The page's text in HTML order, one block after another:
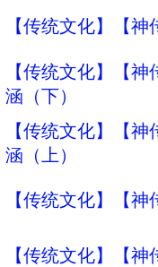
【传统文化】【
【传统文化】【
涵（下）
【传统文化】【
涵（上）
【传统文化】【
【传统文化】【